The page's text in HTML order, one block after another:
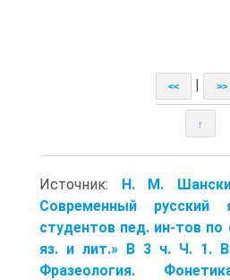
<< >>
↑
Источник: Н. М.
Современный
студентов пед. ин-тов
яз. и лит.» В 3 ч. Ч. 1.
Фразеология.